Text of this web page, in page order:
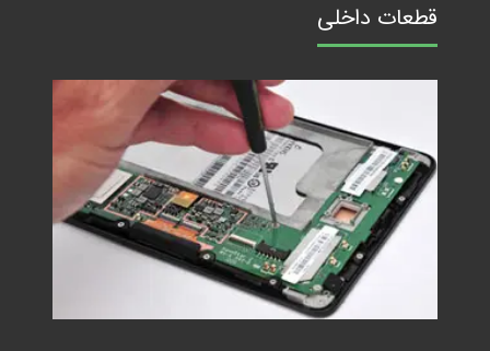
قطعات داخلی